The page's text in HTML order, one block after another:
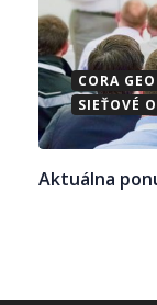
CORA GEO
SIEŤOVÉ
Aktuálna